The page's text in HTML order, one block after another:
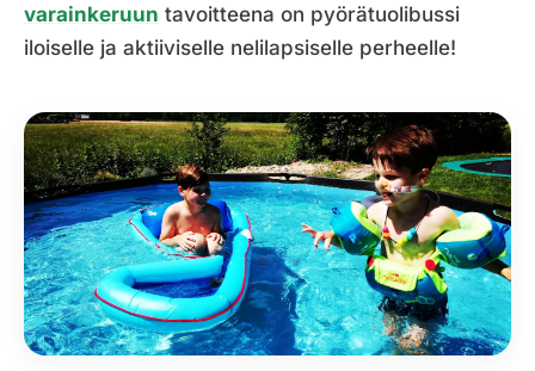
varainkeruun tavoitteena on pyörätuolibussi
iloiselle ja aktiiviselle nelilapsiselle perheelle!